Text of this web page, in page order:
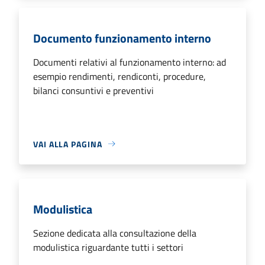
Documento funzionamento interno
Documenti relativi al funzionamento interno: ad
esempio rendimenti, rendiconti, procedure,
bilanci consuntivi e preventivi
VAI ALLA PAGINA
Modulistica
Sezione dedicata alla consultazione della
modulistica riguardante tutti i settori